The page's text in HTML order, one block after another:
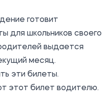
готовит
для школьников своего
выдается
месяц.
эти билеты.
этот билет водителю.